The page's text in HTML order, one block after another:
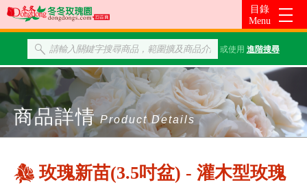
或使用 進階搜尋
商品詳情 Product Details
玫瑰新苗(3.5吋盆) - 灌木型玫瑰